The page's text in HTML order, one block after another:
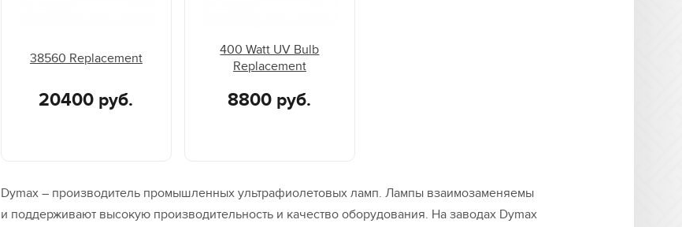
38560 Replacement
20400 руб.
400 Watt UV Bulb
Replacement
8800 руб.
Dymax – производитель промышленных ультрафиолетовых ламп. Лампы взаимозаменяемы
и поддерживают высокую производительность и качество оборудования. На заводах Dymax